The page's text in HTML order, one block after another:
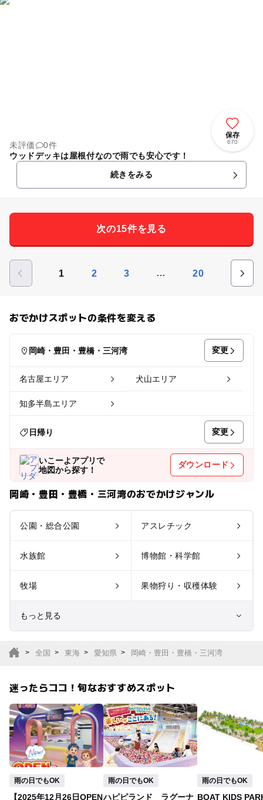
保存
670
未評価
0件
ウッドデッキは屋根付なので雨でも安心です！
続きをみる
次の15件を見る
1 2 3 … 20
おでかけスポットの条件を変える
岡崎・豊田・豊橋・三河湾 変更
名古屋エリア 犬山エリア
知多半島エリア
日帰り 変更
いこーよアプリで
地図から探す！
ダウンロード
岡崎・豊田・豊橋・三河湾のおでかけジャンル
公園・総合公園 アスレチック
水族館 博物館・科学館
牧場 果物狩り・収穫体験
もっと見る
サファリパーク
植物園・フラワーパー
ク
キャンプ場 バーベキュー
釣り
全国 東海 愛知県 岡崎・豊田・豊橋・三河湾
迷ったらココ！旬なおすすめスポット
雨の日でもOK
【2025年12月26日OPEN
雨の日でもOK
ハピピランド ラグーナ
雨の日でもOK
BOAT KIDS